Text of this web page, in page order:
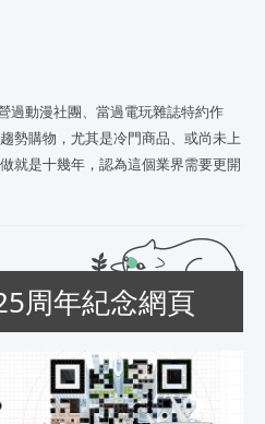
過動漫社團、當過電玩雜誌特約作
勢購物，尤其是冷門商品、或尚未上
就是十幾年，認為這個業界需要更開
周年紀念網頁